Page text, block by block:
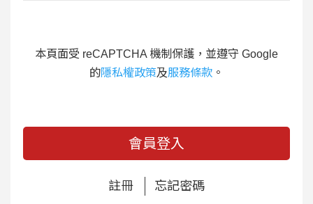
本頁面受 reCAPTCHA 機制保護，並遵守 Google
的隱私權政策及服務條款 。
會員登入
註冊 忘記密碼